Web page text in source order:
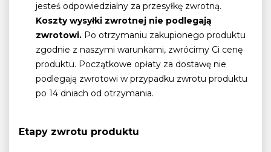
jesteś odpowiedzialny za przesyłkę zwrotną.
Koszty wysyłki zwrotnej nie podlegają
zwrotowi. Po otrzymaniu zakupionego produktu
zgodnie z naszymi warunkami, zwrócimy Ci cenę
produktu. Początkowe opłaty za dostawę nie
podlegają zwrotowi w przypadku zwrotu produktu
po 14 dniach od otrzymania.
Etapy zwrotu produktu